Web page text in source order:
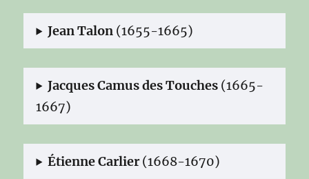
Jean Talon (1655-1665)
Jacques Camus des Touches (1665-
1667)
Étienne Carlier(1668-1670)